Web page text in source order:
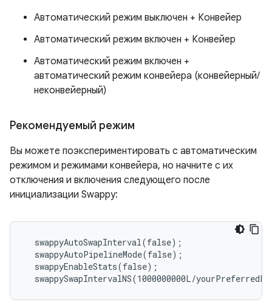
Автоматический режим выключен + Конвейер
Автоматический режим включен + Конвейер
Автоматический режим включен +
автоматический режим конвейера (конвейерный/
неконвейерный)
Рекомендуемый режим
Вы можете поэкспериментировать с автоматическим
режимом и режимами конвейера, но начните с их
отключения и включения следующего после
инициализации Swappy:
  swappyAutoSwapInterval(false);
  swappyAutoPipelineMode(false);
  swappyEnableStats(false);